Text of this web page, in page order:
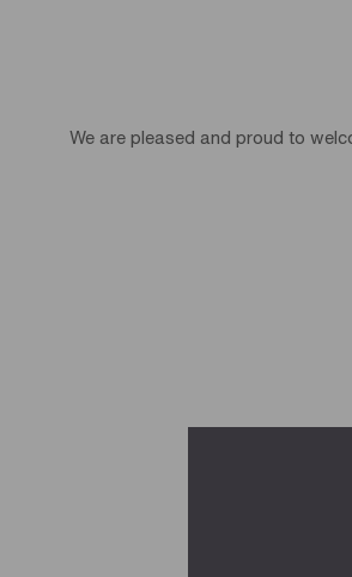
We are pleased and proud to